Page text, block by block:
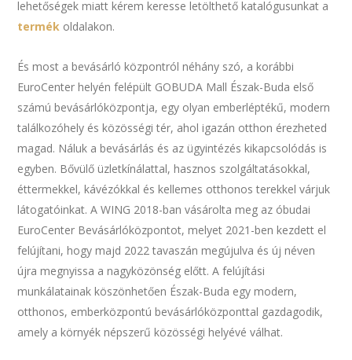
lehetőségek miatt kérem keresse letölthető katalógusunkat a
termék oldalakon.
És most a bevásárló központról néhány szó, a korábbi
EuroCenter helyén felépült GOBUDA Mall Észak-Buda első
számú bevásárlóközpontja, egy olyan emberléptékű, modern
találkozóhely és közösségi tér, ahol igazán otthon érezheted
magad. Náluk a bevásárlás és az ügyintézés kikapcsolódás is
egyben. Bővülő üzletkínálattal, hasznos szolgáltatásokkal,
éttermekkel, kávézókkal és kellemes otthonos terekkel várjuk
látogatóinkat. A WING 2018-ban vásárolta meg az óbudai
EuroCenter Bevásárlóközpontot, melyet 2021-ben kezdett el
felújítani, hogy majd 2022 tavaszán megújulva és új néven
újra megnyissa a nagyközönség előtt. A felújítási
munkálatainak köszönhetően Észak-Buda egy modern,
otthonos, emberközpontú bevásárlóközponttal gazdagodik,
amely a környék népszerű közösségi helyévé válhat.